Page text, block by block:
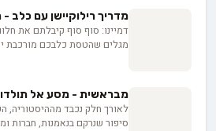
החיים שהם מכניסים לחיינו,
יכולות אינסטינקטיביות
על ההבנה האנושית. האם
המרחב-זמן באמצעות
מדריך רילוקיישן עם כלב
דמיינו: סוף סוף קיבלתם את
מגלים שהטסת כלבכם מורכבת
החבר הטוב ביותר שלכם לחוויה
מבראשית - מסע אל
לאורך חלק נכבד מההיסטוריה,
סיפור שנרקם בנאמנות, חברות